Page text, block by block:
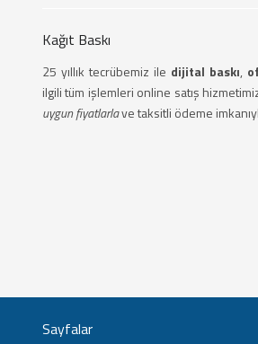
Kağıt Baskı
25 yıllık tecrübemiz ile dijital baskı,
ilgili tüm işlemleri online satış
uygun fiyatlarlave taksitli ödeme
Sayfalar